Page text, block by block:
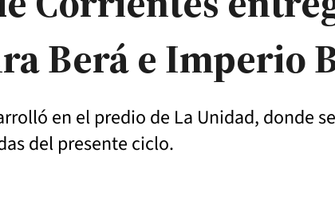
Berá e Imperio
en el predio de La Unidad, donde
del presente ciclo.